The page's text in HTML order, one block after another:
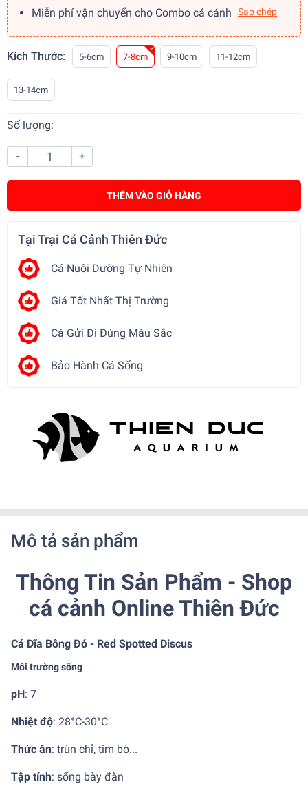
Miễn phí vận chuyển cho Combo cá cảnh Sao chép
Kích Thước: 5-6cm 7-8cm 9-10cm 11-12cm
13-14cm
Số lượng:
- +
THÊM VÀO GIỎ HÀNG
Tại Trại Cá Cảnh Thiên Đức
Cá Nuôi Dưỡng Tự Nhiên
Giá Tốt Nhất Thị Trường
Cá Gửi Đi Đúng Màu Sắc
Bảo Hành Cá Sống
Mô tả sản phẩm
Thông Tin Sản Phẩm - Shop
cá cảnh Online Thiên Đức
Cá Dĩa Bông Đỏ - Red Spotted Discus
Môi trường sống
pH: 7
Nhiệt độ: 28°C-30°C
Thức ăn: trùn chỉ, tim bò...
Tập tính: sống bày đàn